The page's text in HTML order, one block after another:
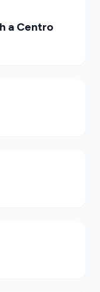
a Centro